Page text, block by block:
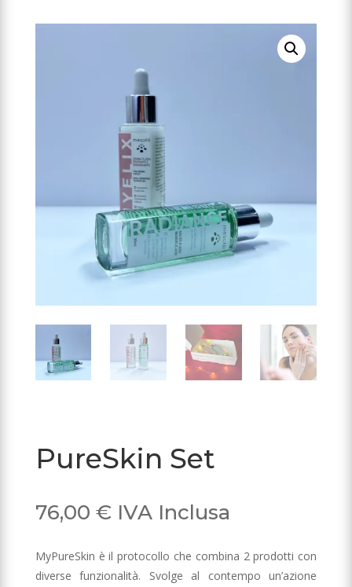
PureSkin Set
76,00 € IVA Inclusa
MyPureSkin è il protocollo che combina 2 prodotti con
diverse funzionalità. Svolge al contempo un’azione